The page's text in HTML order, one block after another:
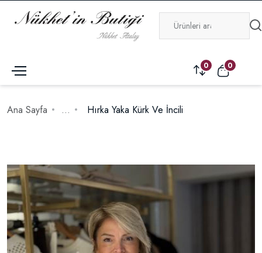
0 0
Ana Sayfa ... Hırka Yaka Kürk Ve İncili